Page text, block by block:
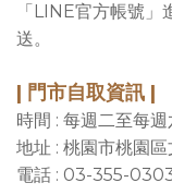
「LINE官方帳號
送。
| 門市自取資訊 |
時間 : 每週二至每
地址 : 桃園市桃園
電話 : 03-355-